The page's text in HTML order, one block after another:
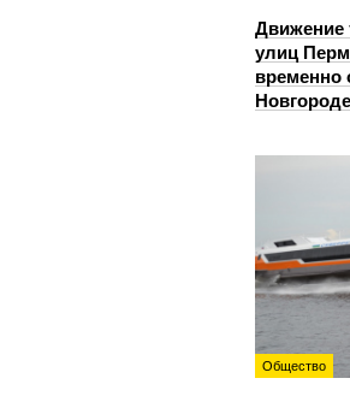
Движение
улиц
временно
Новгороде
Общество